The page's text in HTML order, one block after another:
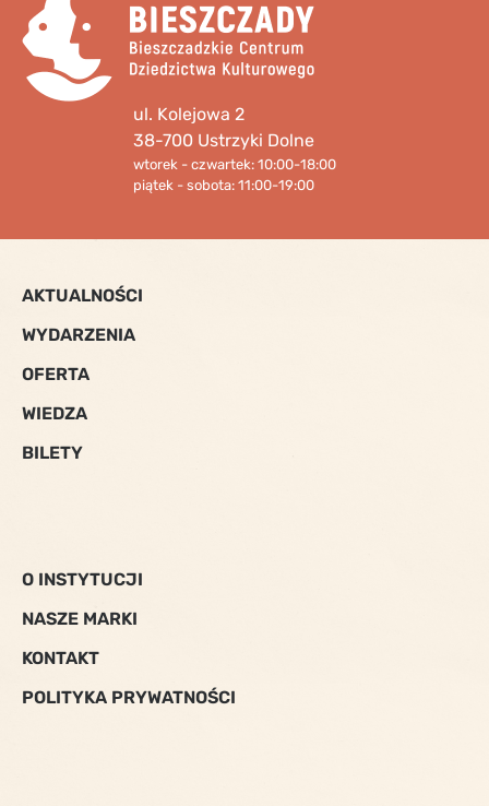
ul. Kolejowa 2
38-700 Ustrzyki Dolne
wtorek - czwartek: 10:00-18:00
piątek - sobota: 11:00-19:00
AKTUALNOŚCI
WYDARZENIA
OFERTA
WIEDZA
BILETY
O INSTYTUCJI
NASZE MARKI
KONTAKT
POLITYKA PRYWATNOŚCI